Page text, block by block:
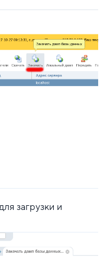
загрузки и